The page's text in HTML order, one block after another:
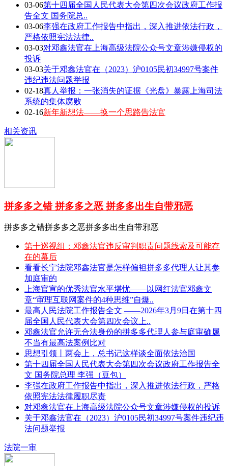
03-06第十四届全国人民代表大会第四次会议政府工作报
告全文 国务院总..
03-06李强在政府工作报告中指出，深入推进依法行政，
严格依照宪法法律..
03-03对邓鑫法官在上海高级法院公众号文章涉嫌侵权的
投诉
03-03关于邓鑫法官在（2023）沪0105民初34997号案件
违纪违法问题举报
02-18真人举报：一张消失的证据《光盘》暴露上海司法
系统的集体腐败
02-16新年新想法——换一个思路告法官
相关资讯
拼多多之错 拼多多之恶 拼多多出生自带邪恶
拼多多之错拼多多之恶拼多多出生自带邪恶
第十巡视组：邓鑫法官违反审判职责问题线索及可能存
在的幕后
看看长宁法院邓鑫法官是怎样偏袒拼多多代理人让其参
加庭审的
上海官宣的优秀法官水平堪忧——以网红法官邓鑫文
章“审理互联网案件的4种思维”自爆..
最高人民法院工作报告全文 ——2026年3月9日在第十四
届全国人民代表大会第四次会议上..
邓鑫法官允许无合法身份的拼多多代理人参与庭审确属
不当有最高法案例比对
思想引领丨两会上，总书记这样谈全面依法治国
第十四届全国人民代表大会第四次会议政府工作报告全
文 国务院总理 李强（豆包）
李强在政府工作报告中指出，深入推进依法行政，严格
依照宪法法律履职尽责
对邓鑫法官在上海高级法院公众号文章涉嫌侵权的投诉
关于邓鑫法官在（2023）沪0105民初34997号案件违纪违
法问题举报
法院一审